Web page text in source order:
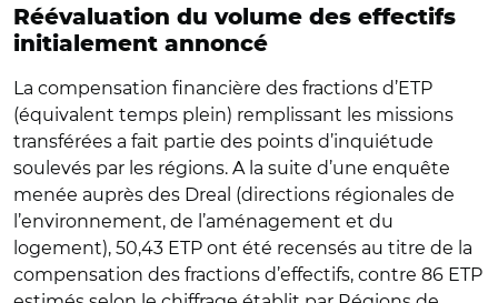
Réévaluation du volume des effectifs
initialement annoncé
La compensation financière des fractions d’ETP
(équivalent temps plein) remplissant les missions
transférées a fait partie des points d’inquiétude
soulevés par les régions. A la suite d’une enquête
menée auprès des Dreal (directions régionales de
l’environnement, de l’aménagement et du
logement), 50,43 ETP ont été recensés au titre de la
compensation des fractions d’effectifs, contre 86 ETP